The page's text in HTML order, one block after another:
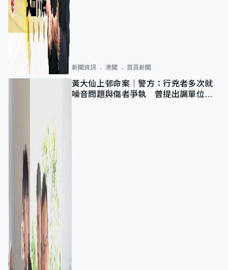
新聞資訊 港聞 首頁新聞
黃大仙上邨命案｜警方：行兇者多次就
噪音問題與傷者爭執 曾提出調單位已